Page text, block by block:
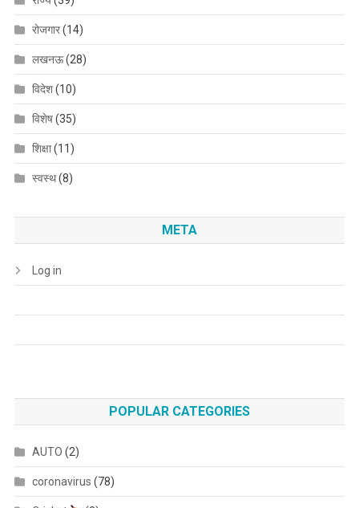
रोजगार(14)
लखनऊ(28)
विदेश(10)
विशेष(35)
शिक्षा(11)
स्वस्थ(8)
META
Log in
POPULAR CATEGORIES
AUTO (2)
coronavirus (78)